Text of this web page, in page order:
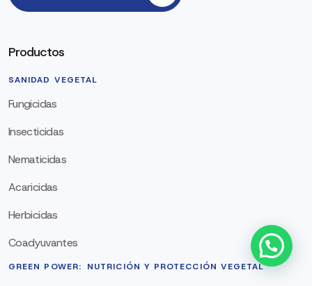
Productos
SANIDAD VEGETAL
Fungicidas
Insecticidas
Nematicidas
Acaricidas
Herbicidas
Coadyuvantes
GREEN POWER: NUTRICIÓN Y PROTECCIÓN VEGETAL